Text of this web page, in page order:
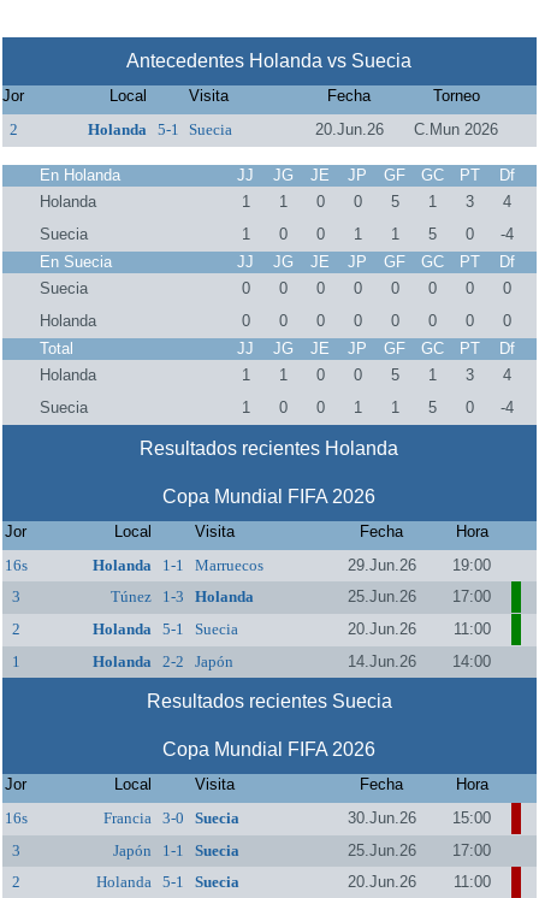
Antecedentes Holanda vs Suecia
Jor Local Visita Fecha
Torneo
2
Holanda 5-1 Suecia 20.Jun.26 C.Mun 2026
En Holanda JJ JG JE JP GF GC PT
Df
Holanda
1 1 0 0 5 1 3
4
Suecia
1 0 0 1 1 5 0
-4
En Suecia
JJ JG JE JP GF GC PT
Df
Suecia
0 0 0 0 0 0 0
0
Holanda
0 0 0 0 0 0 0
0
Total
JJ JG JE JP GF GC PT
Df
Holanda
1 1 0 0 5 1 3
4
Suecia
1 0 0 1 1 5 0 -4
Resultados recientes Holanda
Copa Mundial FIFA 2026
Jor Local Visita Fecha
Hora
16s
Holanda 1-1 Marruecos 29.Jun.26
19:00
3
Túnez 1-3 Holanda 25.Jun.26
17:00
2
Holanda 5-1 Suecia 20.Jun.26
11:00
1
Holanda 2-2 Japón 14.Jun.26 14:00
Resultados recientes Suecia
Copa Mundial FIFA 2026
Jor Local Visita Fecha
Hora
16s
Francia 3-0 Suecia 30.Jun.26
15:00
3
Japón 1-1 Suecia 25.Jun.26
17:00
2
Holanda 5-1 Suecia 20.Jun.26
11:00